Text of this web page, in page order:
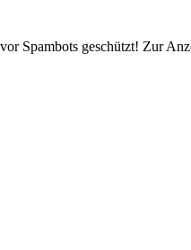
Spambots geschützt! Zur